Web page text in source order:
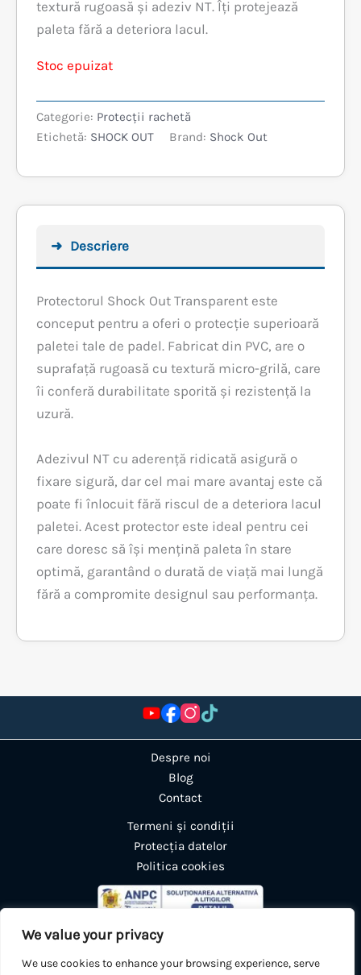
We value your privacy
We use cookies to enhance your browsing experience, serve
textură rugoasă și adeziv NT. Îți protejează
paleta fără a deteriora lacul.
Stoc epuizat
Categorie: Protecții rachetă
Etichetă: SHOCK OUT Brand: Shock Out
Descriere
Protectorul Shock Out Transparent este
conceput pentru a oferi o protecție superioară
paletei tale de padel. Fabricat din PVC, are o
suprafață rugoasă cu textură micro-grilă, care
îi conferă durabilitate sporită și rezistență la
uzură.
Adezivul NT cu aderență ridicată asigură o
fixare sigură, dar cel mai mare avantaj este că
poate fi înlocuit fără riscul de a deteriora lacul
paletei. Acest protector este ideal pentru cei
care doresc să își mențină paleta în stare
optimă, garantând o durată de viață mai lungă
fără a compromite designul sau performanța.
Despre noi
Blog
Contact
Termeni și condiții
Protecția datelor
Politica cookies